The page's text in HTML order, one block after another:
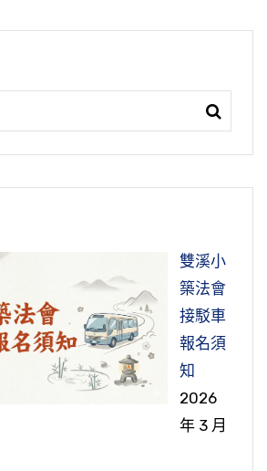
，也是晚上，秋天，月光非常
川家裡，有六、七個學佛的佛
香怎麼回事？我就想起懺雲法師
們在這裡討論佛法，不是談別
，我說可能有天人從這裡過，也
敬，以這個寶香來供養我們大
法產生信心。確實有不思議的
人見到佛相，見到菩薩，這都是
假的，你不能說它沒有。愈是親
疑，不是聽說的。所以《大日
愈好，我提升得快。凌遲處死
東西算什麼！如果有的計較，
喊痛，這不是佛，這假的，不是
分要珍惜，緣分不要錯過；毀
，也不能錯過，錯過，這一堂
沒參加後頭還有。每一堂考試都
、快快樂樂，一定要通過。我
不一樣，他的路沒有離開六道輪
離開，我們走的是另外一個道，
通道
0221 二零一二淨土大經科註
打個招呼，善緣；有人見面跟
不舒服，惡緣。但是那個緣很
就沒有了，可能你一生只跟他
次就遇不到，緣疏，要懂得這個
。家庭是冤冤相報的所在，你
個冤冤相報的場所，不是好事
人，他把冤冤相報，能把它轉變
！把親眷轉變成法眷屬，能叫
，你自己帶頭幹。
0002 館長往生的啟示（第二
推翻因果定律，所以佛的能
證果。所謂的是種善因得善
經得善果的人，通達這個道理，
時候學習，向老師請教，哪有
生生世世。為什麼？譬如你墮地
，帶著地獄的惡習氣，你來到
，沒人教你。這個罪業造了，
幾天你又來了，又回來了？惡
短，以餓鬼道來說，餓鬼道一天
所以才看到這個現象。地獄道就
獄道一天，人間二千七百年，你
百歲，造作罪業又墮地獄，你怎
又回來了？二千七百年，一百
時，不是出去又回來了？你就知
得不過分，你幾時才能夠擺脫惡
？你還想作惡嗎？這什麼原
人行樂圖也】
是形容你的生活自在快樂美滿。
轉，你就快樂了。我們學佛，
樂。如果我們學佛沒有離開
句話說，你學佛沒有成績，你
佛不能離苦得樂？你一定要反
問題，就是在方法上出了問題，
。如果理論上沒有問題，方法
的效果一定是破迷開悟、離苦得
一年比一年快樂，一天比一天
實智慧之中。不學佛的人，生
憂慮裡面、恐怖裡面，那個日子
所以學佛的確是離苦得樂，一點
要曉得，我們現在穿這個長袍
子），這叫海青，漢朝人的禮
袖，衣袖繡花紋，代表身分，
所以諸位要曉得，這個服裝本來
一般中國人統統穿這個服裝。
還穿這個服裝？滿清入關，統一
人統一中國，在過去帝王是漢
人投降，投降的時候提出了條
所謂是「五不降」。這五種不降
人投降，出家人不投降。清政
麼都能包容，沒有一樣不包容，
為什麼？它是自性。我們今天
破的一關，就是我討厭的人、我
去愛他，這個事情太難太難了！
事實真相。真正了解事實真
他也是一尊佛，釋迦牟尼佛說，
是佛」，他也在其中，他不例
多事情讓我們看了不舒服，他
一個非常了不起革命性的發現，
科學這四百年當中走了一個很
許許多多的錯誤，根本就是二分
分為色法、心法，這是錯誤的。
一樁事情，而且是色由心生
雙溪小
築法會
接駁車
報名須
知
2026
年 3 月